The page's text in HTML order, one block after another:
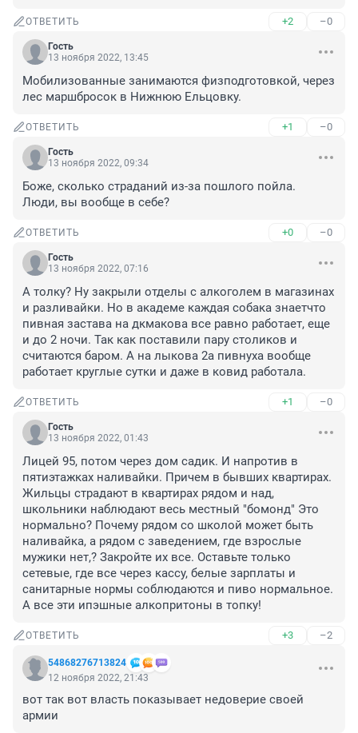
ОТВЕТИТЬ +2 –0
Гость
13 ноября 2022, 13:45
Мобилизованные занимаются физподготовкой, через
лес маршбросок в Нижнюю Ельцовку.
ОТВЕТИТЬ +1 –0
Гость
13 ноября 2022, 09:34
Боже, сколько страданий из-за пошлого пойла.
Люди, вы вообще в себе?
ОТВЕТИТЬ +0 –0
Гость
13 ноября 2022, 07:16
А толку? Ну закрыли отделы с алкоголем в магазинах
и разливайки. Но в академе каждая собака знаетчто
пивная застава на дкмакова все равно работает, еще
и до 2 ночи. Так как поставили пару столиков и
считаются баром. А на лыкова 2а пивнуха вообще
работает круглые сутки и даже в ковид работала.
ОТВЕТИТЬ +1 –0
Гость
13 ноября 2022, 01:43
Лицей 95, потом через дом садик. И напротив в
пятиэтажках наливайки. Причем в бывших квартирах.
Жильцы страдают в квартирах рядом и над,
школьники наблюдают весь местный "бомонд" Это
нормально? Почему рядом со школой может быть
наливайка, а рядом с заведением, где взрослые
мужики нет,? Закройте их все. Оставьте только
сетевые, где все через кассу, белые зарплаты и
санитарные нормы соблюдаются и пиво нормальное.
А все эти ипэшные алкопритоны в топку!
ОТВЕТИТЬ +3 –2
54868276713824
12 ноября 2022, 21:43
вот так вот власть показывает недоверие своей
армии